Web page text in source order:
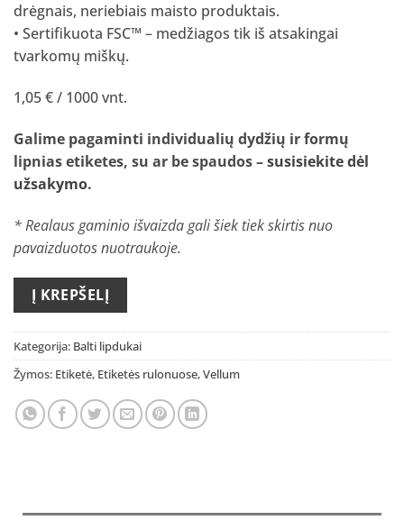
drėgnais, neriebiais maisto produktais.
• Sertifikuota FSC™ – medžiagos tik iš atsakingai
tvarkomų miškų.
1,05 € / 1000 vnt.
Galime pagaminti individualių dydžių ir formų
lipnias etiketes, su ar be spaudos –susisiekite dėl
užsakymo.
* Realaus gaminio išvaizda gali šiek tiek skirtis nuo
pavaizduotos nuotraukoje.
Į KREPŠELĮ
Kategorija: Balti lipdukai
Žymos: Etiketė, Etiketės rulonuose,Vellum